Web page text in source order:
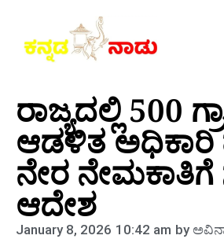
ರಾಜ್ಯದಲ್ಲಿ 500
ಆಡಳಿತ ಅಧಿಕಾರಿ
ನೇರ ನೇಮಕಾತಿಗೆ
ಆದೇಶ
January 8, 2026 10:42 am by